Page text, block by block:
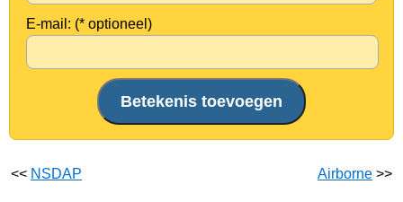
E-mail: (* optioneel)
<< NSDAP Airborne >>